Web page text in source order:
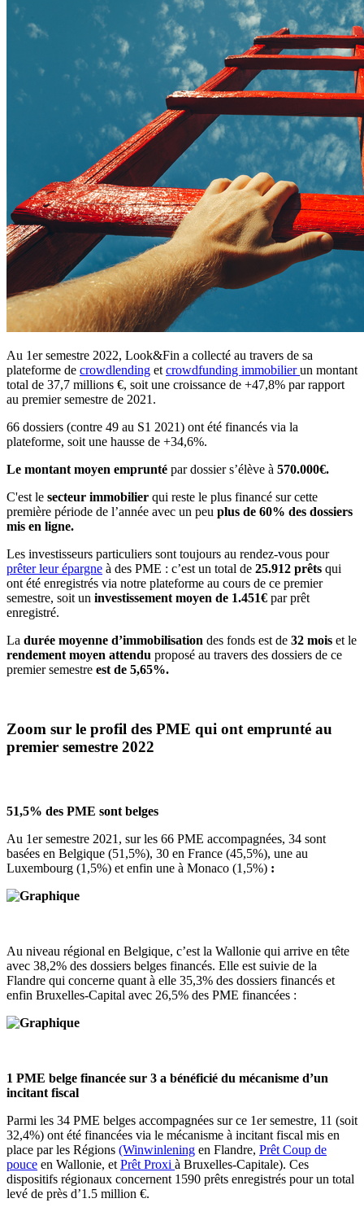
Au 1er semestre 2022, Look&Fin a collecté au travers de sa
plateforme de crowdlending et crowdfunding immobilierun montant
total de 37,7 millions €, soit une croissance de +47,8% par rapport
au premier semestre de 2021.
66 dossiers (contre 49 au S1 2021) ont été financés via la
plateforme, soit une hausse de +34,6%.
Le montant moyen emprunté par dossier s’élève à 570.000€.
C'est le secteur immobilier qui reste le plus financé sur cette
première période de l’année avec un peu plus de 60% des dossiers
mis en ligne.
Les investisseurs particuliers sont toujours au rendez-vous pour
prêter leur épargne à des PME : c’est un total de 25.912 prêts qui
ont été enregistrés via notre plateforme au cours de ce premier
semestre, soit un investissement moyen de 1.451€ par prêt
enregistré.
La durée moyenne d’immobilisation des fonds est de 32 mois et le
rendement moyen attendu proposé au travers des dossiers de ce
premier semestre est de 5,65%.
Zoom sur le profil des PME qui ont emprunté au
premier semestre 2022
51,5% des PME sont belges
Au 1er semestre 2021, sur les 66 PME accompagnées, 34 sont
basées en Belgique (51,5%), 30 en France (45,5%), une au
Luxembourg (1,5%) et enfin une à Monaco (1,5%) :
Au niveau régional en Belgique, c’est la Wallonie qui arrive en tête
avec 38,2% des dossiers belges financés. Elle est suivie de la
Flandre qui concerne quant à elle 35,3% des dossiers financés et
enfin Bruxelles-Capital avec 26,5% des PME financées :
1 PME belge financée sur 3 a bénéficié du mécanisme d’un
incitant fiscal
Parmi les 34 PME belges accompagnées sur ce 1er semestre, 11 (soit
32,4%) ont été financées via le mécanisme à incitant fiscal mis en
place par les Régions (Winwinlening en Flandre, Prêt Coup de
pouce en Wallonie, et Prêt Proxi à Bruxelles-Capitale). Ces
dispositifs régionaux concernent 1590 prêts enregistrés pour un total
levé de près d’1.5 million €.